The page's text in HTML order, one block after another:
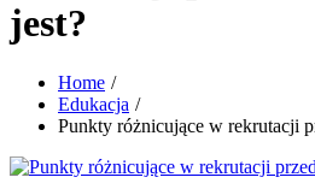
jest?
Home
Edukacja
Punkty różnicujące w rekrutacji